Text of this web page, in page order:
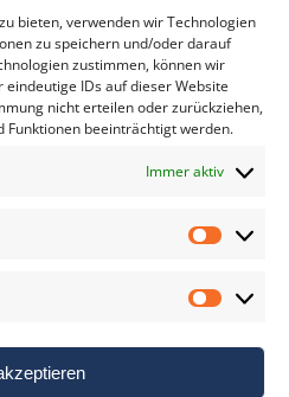
bieten, verwenden wir Technologien
zu speichern und/oder darauf
zustimmen, können wir
IDs auf dieser Website
nicht erteilen oder zurückziehen,
beeinträchtigt werden.
Immer aktiv
*